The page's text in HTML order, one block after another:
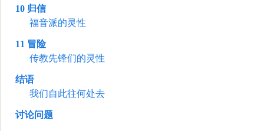
10 归信
福音派的灵性
11 冒险
传教先锋们的灵性
结语
我们自此往何处去
讨论问题